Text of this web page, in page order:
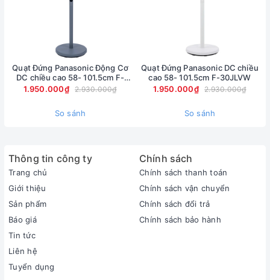
Quạt Đứng Panasonic Động Cơ
DC chiều cao 58- 101.5cm F-
30JLVG
1.950.000₫ 2.930.000₫
So sánh
Quạt Đứng Panasonic DC chiều
cao 58- 101.5cm F-30JLVW
1.950.000₫
2.930.000₫
So sánh
Thông tin công ty
Trang chủ
Giới thiệu
Sản phẩm
Báo giá
Tin tức
Liên hệ
Tuyển dụng
Chính sách
Chính sách thanh toán
Chính sách vận chuyển
Chính sách đổi trả
Chính sách bảo hành